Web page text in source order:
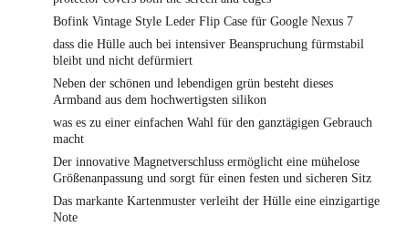
Bofink Vintage Style Leder Flip Case für Google Nexus 7
dass die Hülle auch bei intensiver Beanspruchung fürmstabil
bleibt und nicht defürmiert
Neben der schönen und lebendigen grün besteht dieses
Armband aus dem hochwertigsten silikon
was es zu einer einfachen Wahl für den ganztägigen Gebrauch
macht
Der innovative Magnetverschluss ermöglicht eine mühelose
Größenanpassung und sorgt für einen festen und sicheren Sitz
Das markante Kartenmuster verleiht der Hülle eine einzigartige
Note